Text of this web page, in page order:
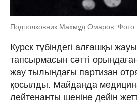
Подполковник Махмұд Омаров.
Курск түбіндегі алғашқы
тапсырмасын сәтті
жау тылындағы партизан
қосылды. Майданда медицина
лейтенанты шеніне дейін